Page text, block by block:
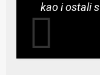
kao i ostali